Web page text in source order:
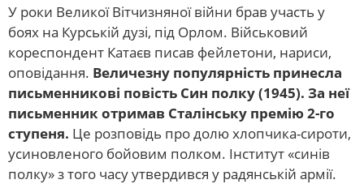
У роки Великої Вітчизняної війни брав участь у
боях на Курській дузі, під Орлом. Військовий
кореспондент Катаєв писав фейлетони, нариси,
оповідання. Величезну популярність принесла
письменникові повість Син полку (1945). За неї
письменник отримав Сталінську премію 2-го
ступеня. Це розповідь про долю хлопчика-сироти,
усиновленого бойовим полком. Інститут «синів
полку» з того часу утвердився у радянській армії.